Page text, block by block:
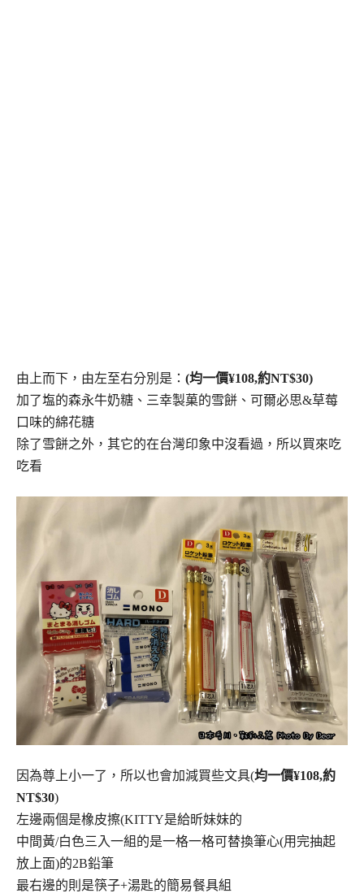
由上而下，由左至右分別是： (均一價¥108,約NT$30)
加了塩的森永牛奶糖、三幸製菓的雪餅、可爾必思&草莓
口味的綿花糖
除了雪餅之外，其它的在台灣印象中沒看過，所以買來吃
吃看
因為尊上小一了，所以也會加減買些文具(均一價¥108,約
NT$30)
左邊兩個是橡皮擦(KITTY是給昕妹妹的
中間黃/白色三入一組的是一格一格可替換筆心(用完抽起
放上面)的2B鉛筆
最右邊的則是筷子+湯匙的簡易餐具組